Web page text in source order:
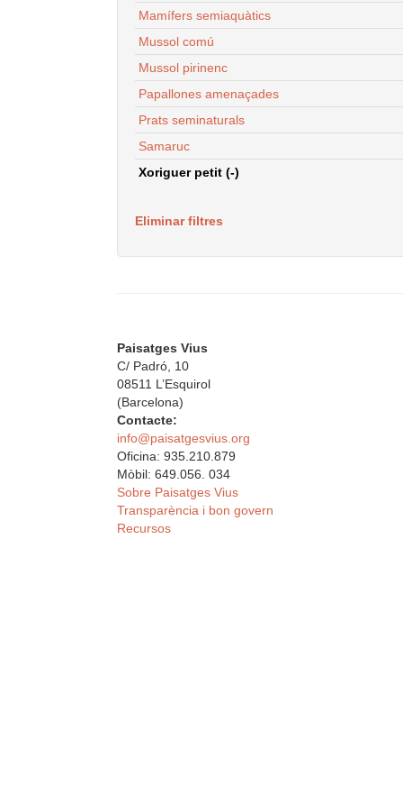
Mamífers semiaquàtics
Mussol comú
Mussol pirinenc
Papallones amenaçades
Prats seminaturals
Samaruc
Xoriguer petit (-)
Eliminar filtres
Paisatges Vius
C/ Padró, 10
08511 L’Esquirol
(Barcelona)
Contacte:
info@paisatgesvius.org
Oficina: 935.210.879
Mòbil: 649.056. 034
Sobre Paisatges Vius
Transparència i bon govern
Recursos